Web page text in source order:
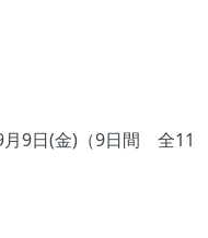
9日(金)（9日間 全11